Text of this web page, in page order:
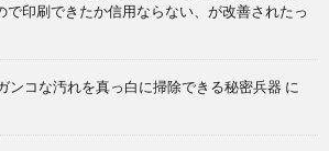
印刷できたか信用ならない、が改善されたっ
ンコな汚れを真っ白に掃除できる秘密兵器 に